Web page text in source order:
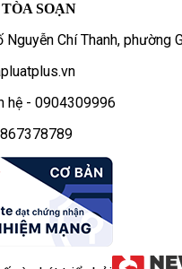
SOẠN
Chí Thanh, phường
hệ - 0904309996